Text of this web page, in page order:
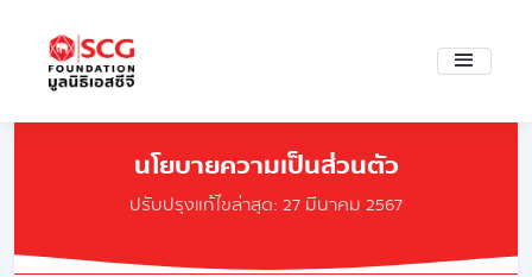
นโยบายความเป็นส่วนตัว
ปรับปรุงแก้ไขล่าสุด: 27 มีนาคม 2567